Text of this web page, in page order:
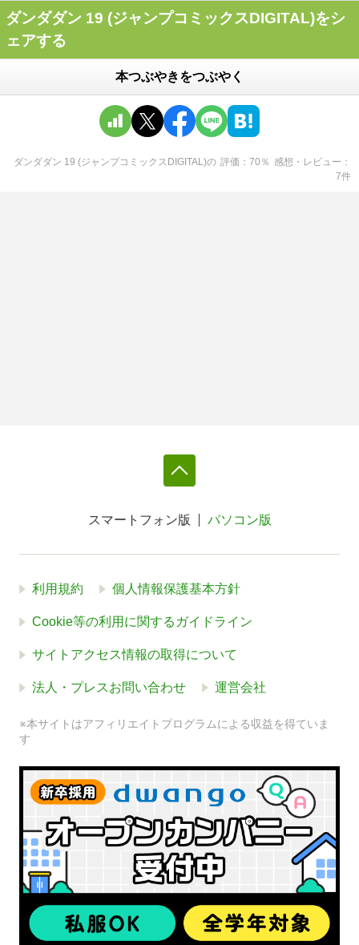
ダンダダン 19 (ジャンプコミックスDIGITAL)をシ
ェアする
本つぶやきをつぶやく
ダンダダン 19 (ジャンプコミックスDIGITAL)の 評価 70 ％ 感想・レビュー
7件
スマートフォン版 パソコン版
利用規約 個人情報保護基本方針
Cookie等の利用に関するガイドライン
サイトアクセス情報の取得について
法人・プレスお問い合わせ 運営会社
※本サイトはアフィリエイトプログラムによる収益を得ていま
す